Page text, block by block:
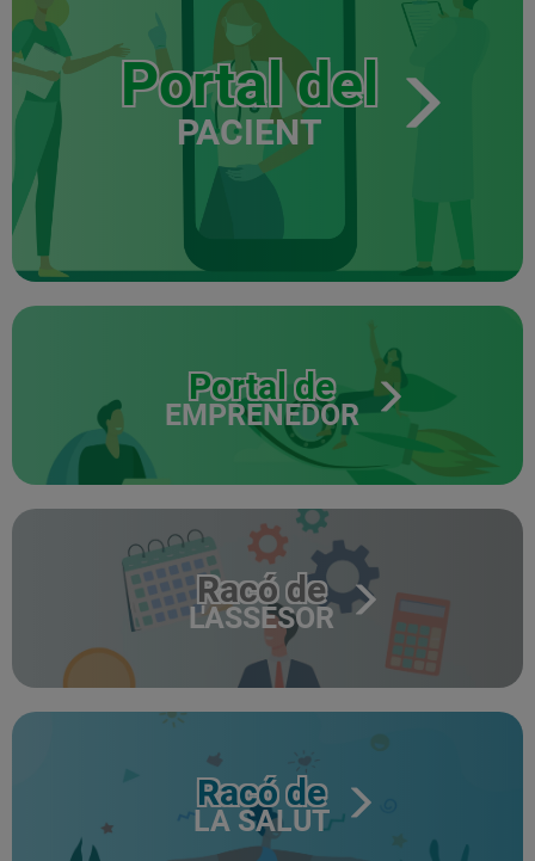
Portal del
PACIENT
Portal de
EMPRENEDOR
Racó de
L'ASSESOR
Racó de
LA SALUT